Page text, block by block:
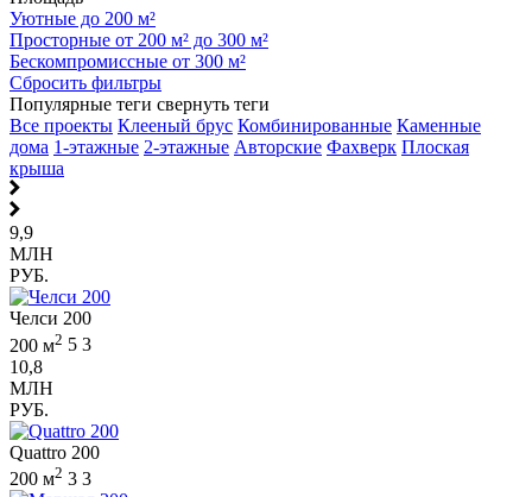
Уютные до 200 м²
Просторные от 200 м² до 300 м²
Бескомпромиссные от 300 м²
Сбросить фильтры
Популярные теги свернуть теги
Все проекты Клееный брус Комбинированные Каменные
дома 1-этажные 2-этажные Авторские Фахверк Плоская
крыша
9,9
МЛН
РУБ.
Челси 200
200 м2 5 3
10,8
МЛН
РУБ.
Quattro 200
200 м2 3 3